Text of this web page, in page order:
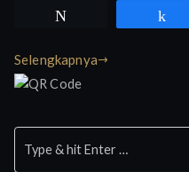
Selengkapnya